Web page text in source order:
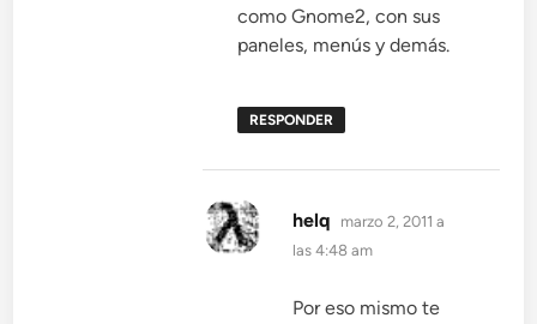
como Gnome2, con sus
paneles, menús y demás.
RESPONDER
helq dice:
marzo 2, 2011 a
las 4:48 am
Por eso mismo te